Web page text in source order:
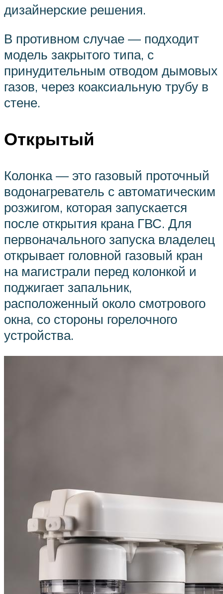
дизайнерские решения.
В противном случае — подходит
модель закрытого типа, с
принудительным отводом дымовых
газов, через коаксиальную трубу в
стене.
Открытый
Колонка — это газовый проточный
водонагреватель с автоматическим
розжигом, которая запускается
после открытия крана ГВС. Для
первоначального запуска владелец
открывает головной газовый кран
на магистрали перед колонкой и
поджигает запальник,
расположенный около смотрового
окна, со стороны горелочного
устройства.